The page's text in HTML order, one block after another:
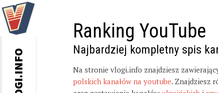
Ranking YouTube
Najbardziej kompletny spis
Na stronie vlogi.info znajdziesz
polskich kanałów na youtube. Znajdziesz
VLOGI.INFO